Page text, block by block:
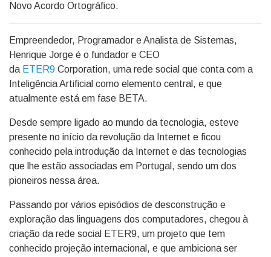
Novo Acordo Ortográfico.
Empreendedor, Programador e Analista de Sistemas,
Henrique Jorge é o fundador e CEO
da ETER9 Corporation, uma rede social que conta com a
Inteligência Artificial como elemento central, e que
atualmente está em fase BETA.
Desde sempre ligado ao mundo da tecnologia, esteve
presente no início da revolução da Internet e ficou
conhecido pela introdução da Internet e das tecnologias
que lhe estão associadas em Portugal, sendo um dos
pioneiros nessa área.
Passando por vários episódios de desconstrução e
exploração das linguagens dos computadores, chegou à
criação da rede social ETER9, um projeto que tem
conhecido projeção internacional, e que ambiciona ser